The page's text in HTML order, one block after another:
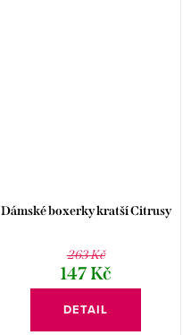
Dámské boxerky kratší Citrusy
263 Kč
147 Kč
DETAIL